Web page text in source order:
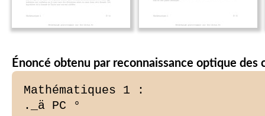
Énoncé obtenu par reconnaissance optique des
Mathématiques 1 :
._ä PC °